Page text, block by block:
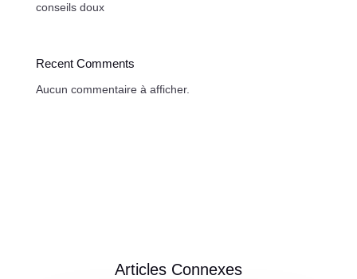
conseils doux
Recent Comments
Aucun commentaire à afficher.
Articles Connexes